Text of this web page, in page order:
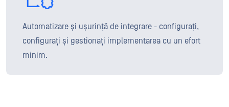
Automatizare și ușurință de integrare - configurați,
configurați și gestionați implementarea cu un efort
minim.